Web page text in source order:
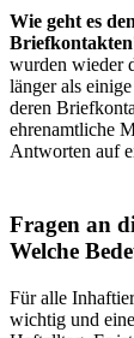
Wie geht es
wurden wieder
länger als
deren
ehrenamtliche
Antworten auf
Fragen an
Welche
Für alle
wichtig und